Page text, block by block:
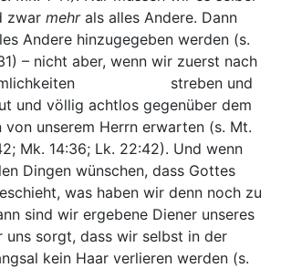
zwar mehrals alles Andere. Dann
Andere hinzugegeben werden (s.
– nicht aber, wenn wir zuerst nach
streben und
und völlig achtlos gegenüber dem
unserem Herrn erwarten (s. Mt.
Mk. 14:36; Lk. 22:42). Und wenn
Dingen wünschen, dass Gottes
was haben wir denn noch zu
sind wir ergebene Diener unseres
uns sorgt, dass wir selbst in der
kein Haar verlieren werden (s.